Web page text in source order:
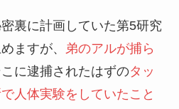
裏に計画していた第5研究
ますが、 弟のアルが捕ら
に逮捕されたはずのタッ
人体実験をしていたこと